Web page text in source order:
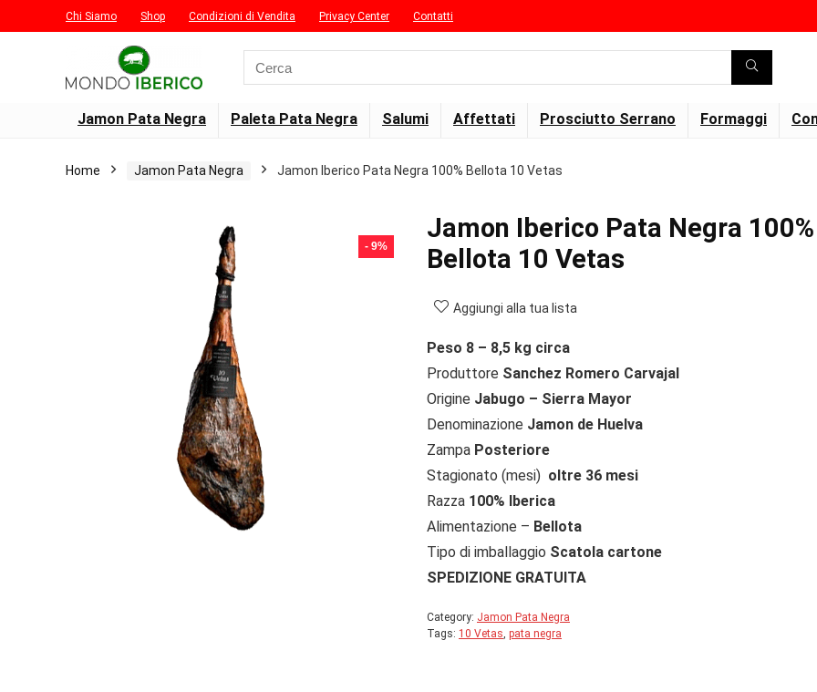
Chi Siamo Shop Condizioni di Vendita Privacy Center Contatti
for:
Jamon Pata Negra Paleta Pata Negra Salumi Affettati Prosciutto Serrano Formaggi
Home Jamon Pata Negra Jamon Iberico Pata Negra 100% Bellota 10 Vetas
- 9%
Jamon Iberico Pata Negra 100%
Bellota 10 Vetas
Aggiungi alla tua lista
Peso 8 – 8,5 kg circa
Produttore Sanchez Romero Carvajal
Origine Jabugo – Sierra Mayor
Denominazione Jamon de Huelva
Zampa Posteriore
Stagionato (mesi) oltre 36 mesi
Razza 100% Iberica
Alimentazione – Bellota
Tipo di imballaggio Scatola cartone
SPEDIZIONE GRATUITA
Category: Jamon Pata Negra
Tags: 10 Vetas, pata negra